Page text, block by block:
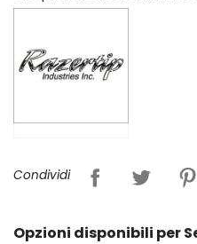
Condividi
Opzioni disponibili per